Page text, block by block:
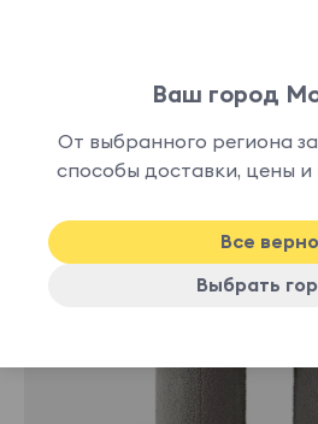
-10% Хит
Ваш город
От выбранного региона
способы доставки, цены и
Все верно
Выбрать